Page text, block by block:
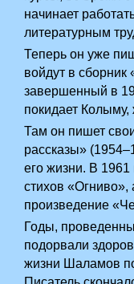
начинает
литературным
Теперь он уже
войдут в сборник
завершенный в
покидает Колыму,
Там он пишет
рассказы»
его жизни. В 1961
стихов
произведение
Годы,
подорвали
жизни Шаламов